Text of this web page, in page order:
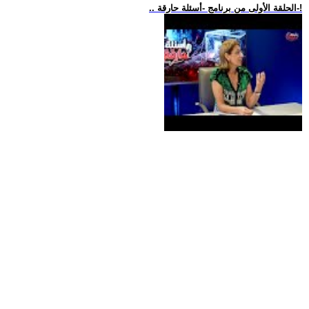
.. الحلقة الأولى من برنامج -أسئلة حارقة-!